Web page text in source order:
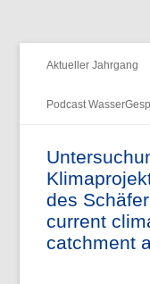
HyWa
Aktueller Jahrgang
Podcast
Folge 14 –
Folge 13 –
Informationsplattform
des
current
catchment